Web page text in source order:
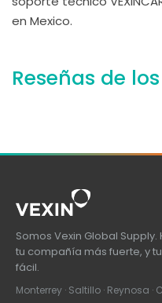
en Mexico.
Reseñas de
Somos Vexin Global
tu compañía más fuerte, y
fácil.
Monterrey · Saltillo · Reynosa ·